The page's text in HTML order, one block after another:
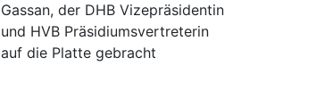
Gassan, der DHB Vizepräsidentin
und HVB Präsidiumsvertreterin
auf die Platte gebracht